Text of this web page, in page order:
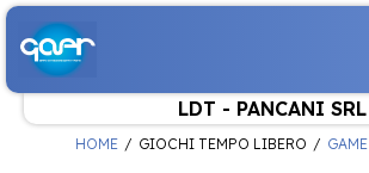
LDT - PANCANI SRL
HOME GIOCHI TEMPO LIBERO GAME